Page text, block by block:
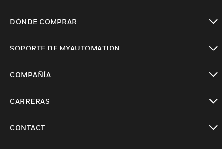
DÓNDE COMPRAR
SOPORTE DE MYAUTOMATION
COMPAÑÍA
CARRERAS
CONTACT